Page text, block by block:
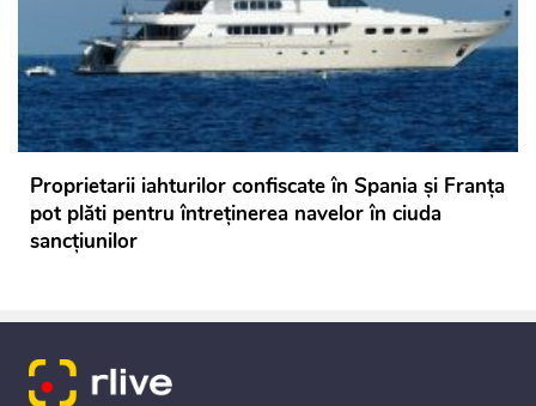
Proprietarii iahturilor confiscate în Spania şi Franţa
pot plăti pentru întreţinerea navelor în ciuda
sancţiunilor